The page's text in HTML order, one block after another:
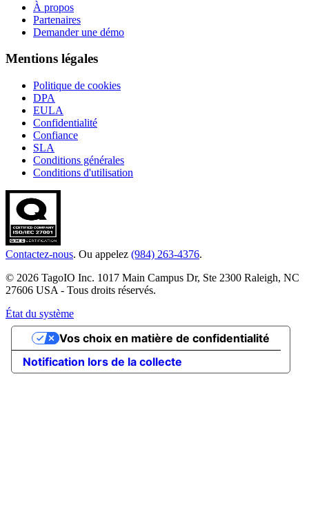
À propos
Partenaires
Demander une démo
Mentions légales
Politique de cookies
DPA
EULA
Confidentialité
Confiance
SLA
Conditions générales
Conditions d'utilisation
Contactez-nous. Ou appelez (984) 263-4376.
© 2026 TagoIO Inc. 1017 Main Campus Dr, Ste 2300 Raleigh, NC
27606 USA - Tous droits réservés.
État du système
Notification lors de la collecte
Vos choix en matière de confidentialité